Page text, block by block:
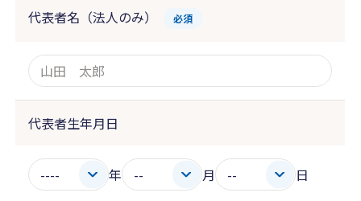
代表者名（法人のみ） 必須
代表者生年月日
年 月 日